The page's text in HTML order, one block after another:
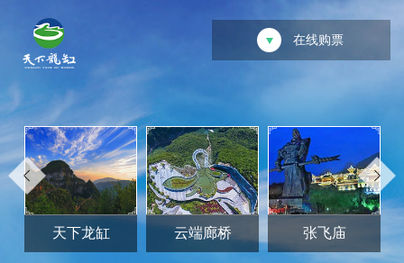
在线购票
天下龙缸 云端廊桥 张飞庙